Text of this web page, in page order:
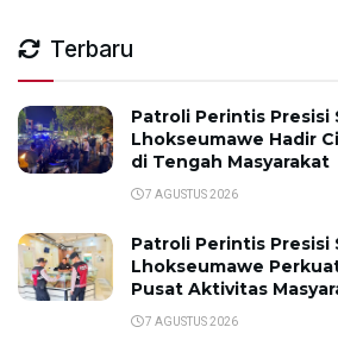
Terbaru
Patroli Perintis Presisi
Lhokseumawe Hadir
di Tengah Masyarakat
7 AGUSTUS 2026
Patroli Perintis Presisi
Lhokseumawe
Pusat Aktivitas
7 AGUSTUS 2026